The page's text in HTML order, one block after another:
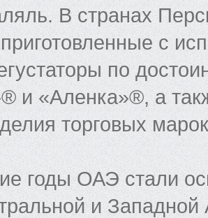
В странах
с
по
и «Аленка»®, а
торговых
годы ОАЭ стали
и